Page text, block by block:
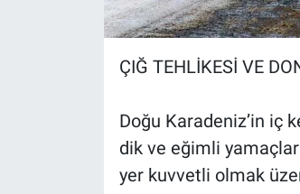
ÇIĞ TEHLİKESİ VE
Doğu Karadeniz’in iç
dik ve eğimli
yer kuvvetli olmak